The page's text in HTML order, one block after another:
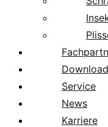
Service
News
Karriere